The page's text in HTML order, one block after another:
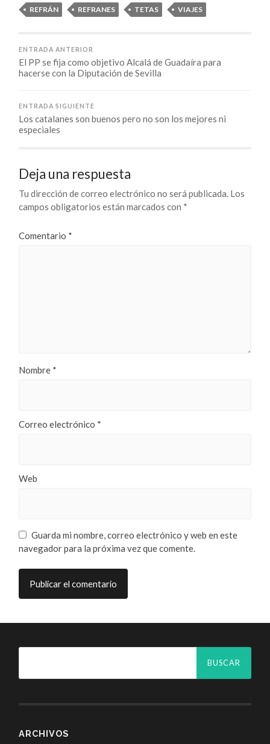
REFRÁN
REFRANES TETAS VIAJES
ENTRADA ANTERIOR
El PP se fija como objetivo Alcalá de Guadaíra para
hacerse con la Diputación de Sevilla
ENTRADA SIGUIENTE
Los catalanes son buenos pero no son los mejores ni
especiales
Deja una respuesta
Tu dirección de correo electrónico no será publicada. Los
campos obligatorios están marcados con *
Comentario *
Nombre *
Correo electrónico *
Web
Guarda mi nombre, correo electrónico y web en este
navegador para la próxima vez que comente.
ARCHIVOS